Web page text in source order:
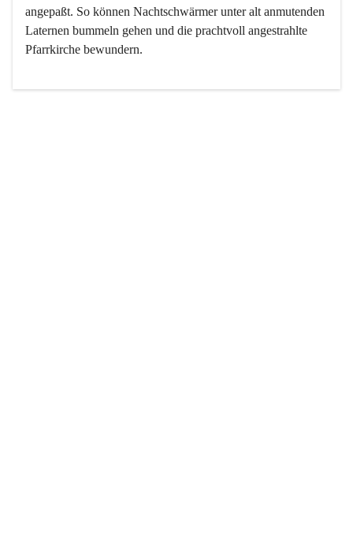
angepaßt. So können Nachtschwärmer unter alt anmutenden
Laternen bummeln gehen und die prachtvoll angestrahlte
Pfarrkirche bewundern.
Der Weinbau dominert heute nicht mehr, ist aber integrativer